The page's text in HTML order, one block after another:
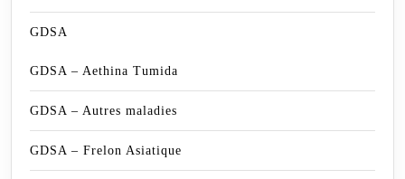
GDSA
GDSA – Aethina Tumida
GDSA – Autres maladies
GDSA – Frelon Asiatique